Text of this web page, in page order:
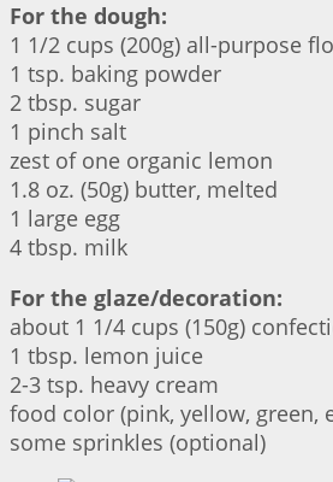
For the dough:
1 1/2 cups (200g) all-purpose
1 tsp. baking powder
2 tbsp. sugar
1 pinch salt
zest of one organic lemon
1.8 oz. (50g) butter, melted
1 large egg
4 tbsp. milk
For the glaze/decoration:
about 1 1/4 cups (150g)
1 tbsp. lemon juice
2-3 tsp. heavy cream
food color (pink, yellow, green,
some sprinkles (optional)